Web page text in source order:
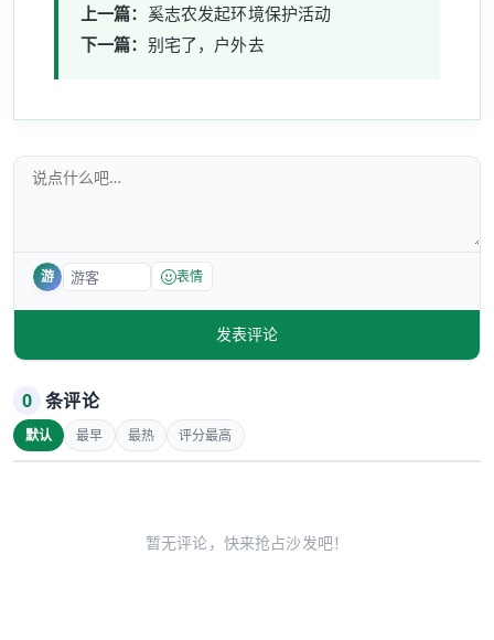
上一篇： 奚志农发起环境保护活动
下一篇： 别宅了，户外去
游 表情
发表评论
0 条评论
默认 最早 最热 评分最高
暂无评论，快来抢占沙发吧！